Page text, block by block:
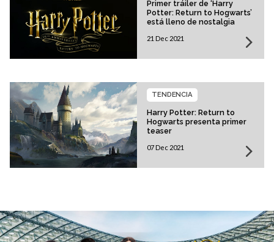
Primer tráiler de ‘Harry
Potter: Return to Hogwarts’
está lleno de nostalgia
21 Dec 2021
Harry Potter: Return to
Hogwarts presenta primer
teaser
TENDENCIA
07 Dec 2021